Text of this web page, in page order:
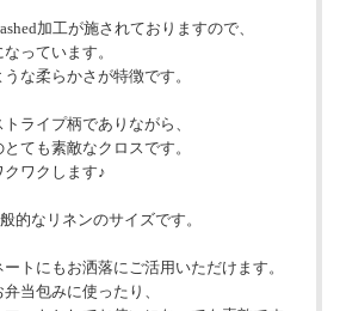
加工が施されておりますので、
っています。
な柔らかさが特徴です。
ライプ柄でありながら、
ても素敵なクロスです。
ワクします♪
的なリネンのサイズです。
トにもお洒落にご活用いただけます。
当包みに使ったり、